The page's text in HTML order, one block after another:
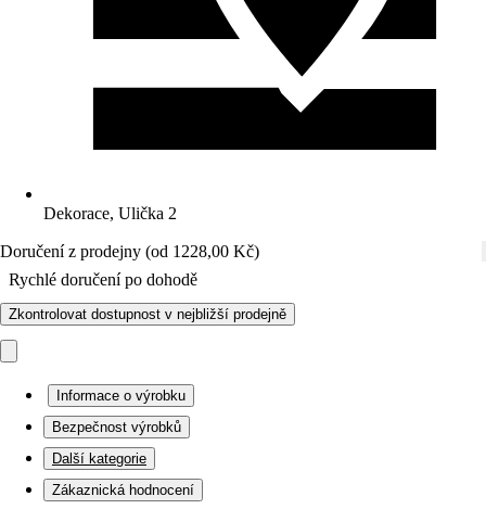
Dekorace, Ulička 2
Doručení z prodejny (od 1228,00 Kč)
Rychlé doručení po dohodě
Zkontrolovat dostupnost v nejbližší prodejně
Informace o výrobku
Bezpečnost výrobků
Další kategorie
Zákaznická hodnocení